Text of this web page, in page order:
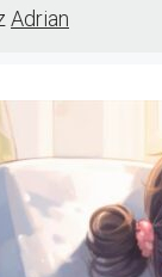
Adrian